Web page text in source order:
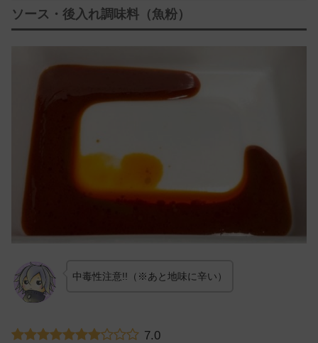
ソース・後入れ調味料（魚粉）
中毒性注意!!（※あと地味に辛い）
7.0